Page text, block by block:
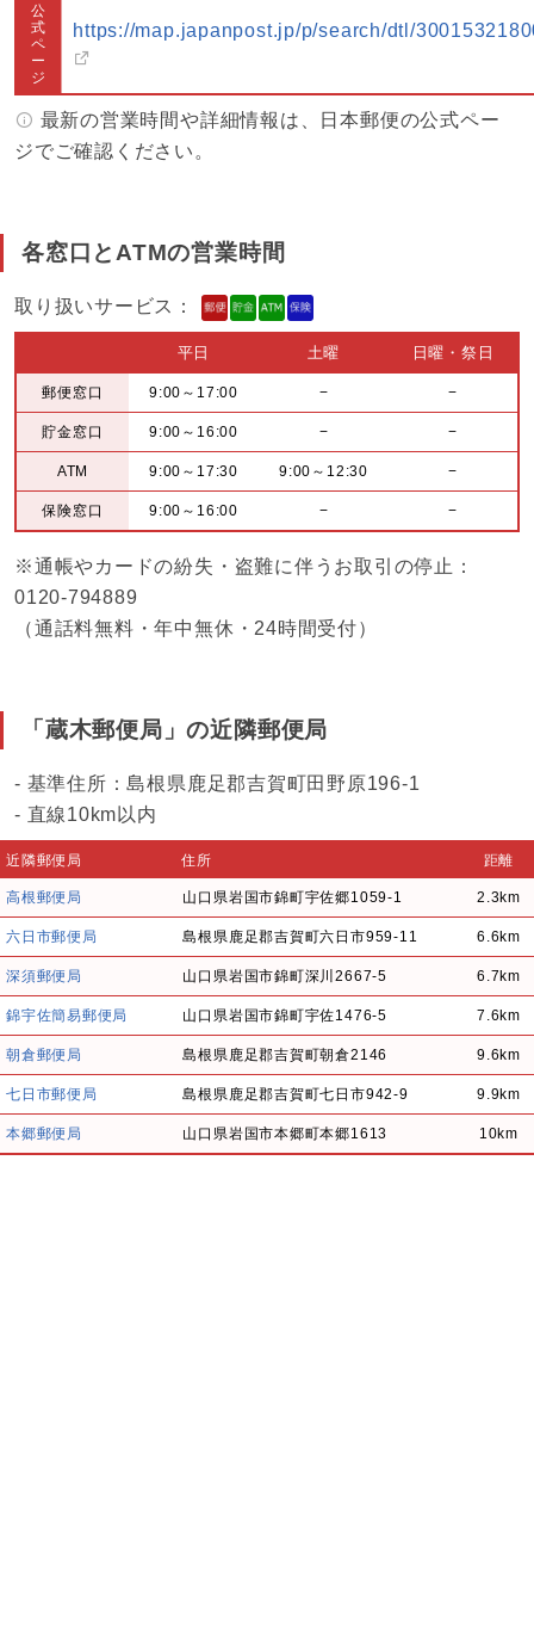
公
式
ペ
ー
ジ
https://map.japanpost.jp/p/search/dtl/
最新の営業時間や詳細情報は、日本郵便の公式ペー
ジでご確認ください。
各窓口とATMの営業時間
取り扱いサービス：
平日 土曜 日曜・祭日
郵便窓口 9:00～17:00 − −
貯金窓口 9:00～16:00 − −
ATM 9:00～17:30 9:00～12:30 −
保険窓口 9:00～16:00 − −
※通帳やカードの紛失・盗難に伴うお取引の停止：
0120-794889
（通話料無料・年中無休・24時間受付）
「蔵木郵便局」の近隣郵便局
- 基準住所：島根県鹿足郡吉賀町田野原196-1
- 直線10km以内
近隣郵便局 住所 距離
高根郵便局 山口県岩国市錦町宇佐郷1059-1 2.3km
六日市郵便局 島根県鹿足郡吉賀町六日市959-11 6.6km
深須郵便局 山口県岩国市錦町深川2667-5 6.7km
錦宇佐簡易郵便局 山口県岩国市錦町宇佐1476-5 7.6km
朝倉郵便局 島根県鹿足郡吉賀町朝倉2146 9.6km
七日市郵便局 島根県鹿足郡吉賀町七日市942-9 9.9km
本郷郵便局 山口県岩国市本郷町本郷1613 10km